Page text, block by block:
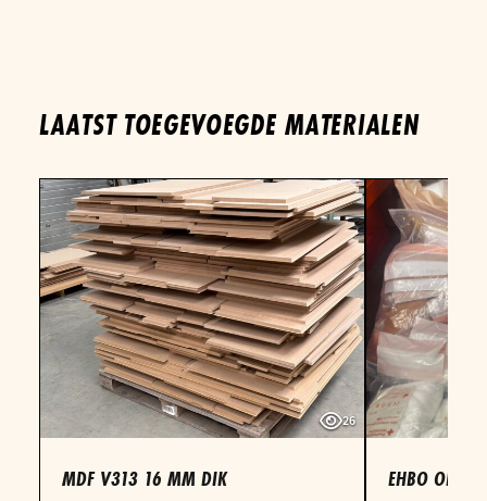
LAATST TOEGEVOEGDE MATERIALEN
26
MDF V313 16 MM DIK EHBO